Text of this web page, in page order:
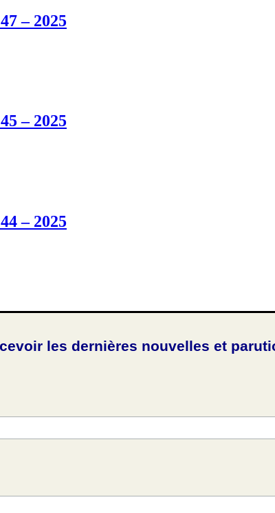
– 2025
– 2025
– 2025
les dernières nouvelles et